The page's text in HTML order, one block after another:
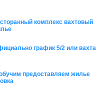
комплекс вахтовый
график 5/2 или вахта
предоставляем жилье